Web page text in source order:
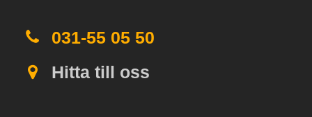
031-55 05 50
Hitta till oss